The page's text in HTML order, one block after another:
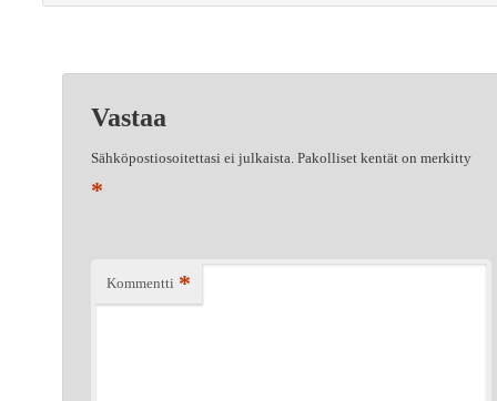
Vastaa
Sähköpostiosoitettasi ei julkaista. Pakolliset kentät on merkitty
*
Kommentti *